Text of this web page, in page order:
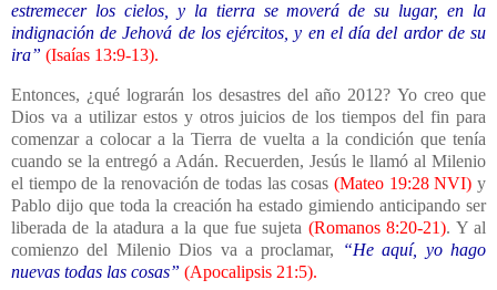
estremecer los cielos, y la tierra se moverá de su lugar, en la
indignación de Jehová de los ejércitos, y en el día del ardor de su
ira” (Isaías 13:9-13).
Entonces, ¿qué lograrán los desastres del año 2012? Yo creo que
Dios va a utilizar estos y otros juicios de los tiempos del fin para
comenzar a colocar ala Tierra de vuelta a la condición que tenía
cuando se la entregó a Adán. Recuerden, Jesús le llamó al Milenio
el tiempo de la renovación de todas las cosas (Mateo 19:28 NVI) y
Pablo dijo que toda la creación ha estado gimiendo anticipando ser
liberada de la atadura a la que fue sujeta (Romanos 8:20-21). Y al
comienzo del Milenio Dios va a proclamar,
“He aquí, yo hago
nuevas todas las cosas” (Apocalipsis 21:5).